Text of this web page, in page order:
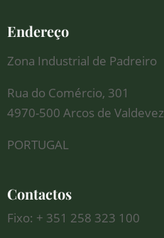
Endereço
Zona Industrial de Padreiro
Rua do Comércio, 301
4970-500 Arcos de Valdevez
PORTUGAL
Contactos
Fixo: + 351 258 323 100